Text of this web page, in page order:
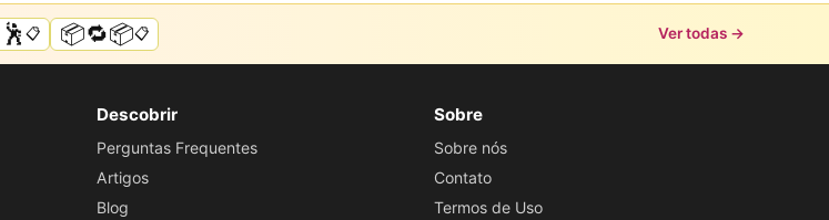
📋 📦🔁📦📋 Ver todas →
Descobrir
Perguntas Frequentes
Artigos
Blog
Sobre
Sobre nós
Contato
Termos de Uso